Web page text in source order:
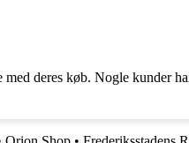
deres køb. Nogle kunder